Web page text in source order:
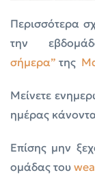
Περισσότερα
την
σήμερα” της
Μείνετε
ημέρας
Επίσης μην
ομάδας του